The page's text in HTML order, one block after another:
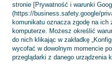
POMOC
+48 695 775 577
stronie [Prywatność i warunki
(https://business.safety.google/
komunikatu oznacza zgodę na ich
komputerze. Możesz określić
do nich klikając w zakładkę
wycofać w dowolnym momencie
przeglądarki z danego urządzenia